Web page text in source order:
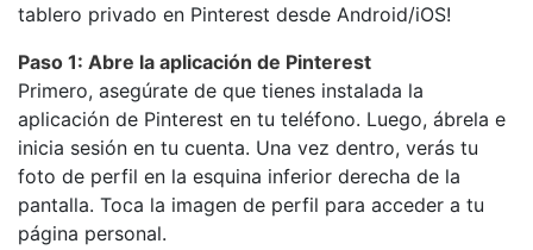
tablero privado en Pinterest desde Android/iOS!
Paso 1: Abre la aplicación de Pinterest
Primero, asegúrate de que tienes instalada la
aplicación de Pinterest en tu teléfono. Luego, ábrela e
inicia sesión en tu cuenta. Una vez dentro, verás tu
foto de perfil en la esquina inferior derecha de la
pantalla. Toca la imagen de perfil para acceder a tu
página personal.